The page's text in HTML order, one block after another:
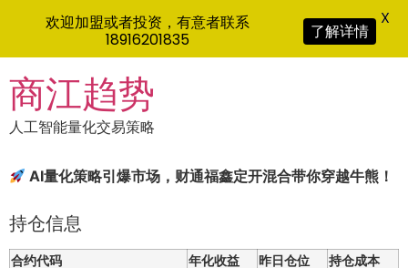
to
content
商江趋势
人工智能量化交易策略
AI量化策略引爆市场，财通福鑫定开混合带你穿越牛熊！
持仓信息
合约代码 年化收益 昨日仓位 持仓成本
欢迎加盟或者投资，有意者联系
18916201835
了解详情
X